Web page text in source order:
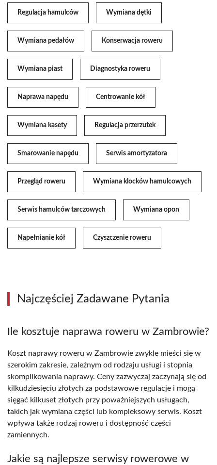
Regulacja hamulców Wymiana dętki
Wymiana pedałów Konserwacja roweru
Wymiana piast Diagnostyka roweru
Naprawa napędu Centrowanie kół
Wymiana kasety Regulacja przerzutek
Smarowanie napędu Serwis amortyzatora
Przegląd roweru Wymiana klocków hamulcowych
Serwis hamulców tarczowych Wymiana opon
Napełnianie kół Czyszczenie roweru
Najczęściej Zadawane Pytania
Ile kosztuje naprawa roweru w Zambrowie?
Koszt naprawy roweru w Zambrowie zwykle mieści się w
szerokim zakresie, zależnym od rodzaju usługi i stopnia
skomplikowania naprawy. Ceny zazwyczaj zaczynają się od
kilkudziesięciu złotych za podstawowe regulacje i mogą
sięgać kilkuset złotych przy poważniejszych usługach,
takich jak wymiana części lub kompleksowy serwis. Koszt
wpływa także rodzaj roweru i dostępność części
zamiennych.
Jakie są najlepsze serwisy rowerowe w